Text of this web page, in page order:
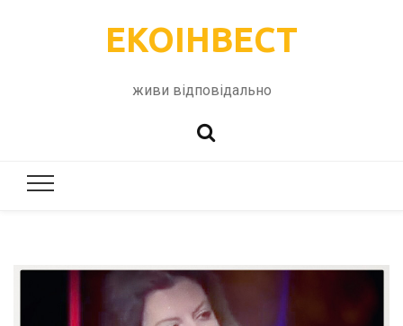
ЕКОІНВЕСТ
живи відповідально